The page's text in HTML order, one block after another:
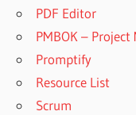
PDF Editor
PMBOK –
Promptify
Resource List
Scrum